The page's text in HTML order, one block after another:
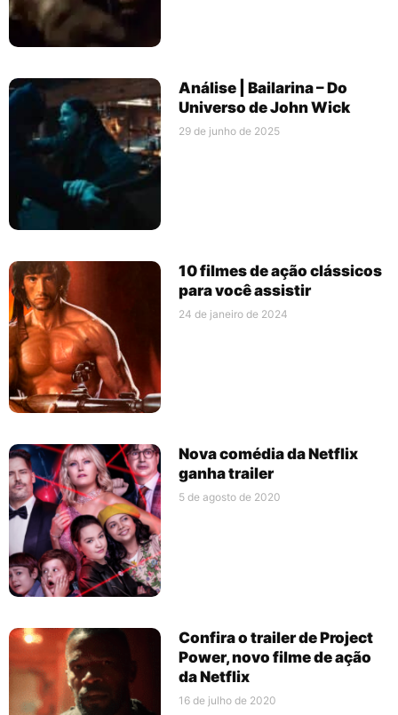
Análise | Bailarina – Do
Universo de John Wick
29 de junho de 2025
10 filmes de ação clássicos
para você assistir
24 de janeiro de 2024
Nova comédia da Netflix
ganha trailer
5 de agosto de 2020
Confira o trailer de Project
Power, novo filme de ação
da Netflix
16 de julho de 2020